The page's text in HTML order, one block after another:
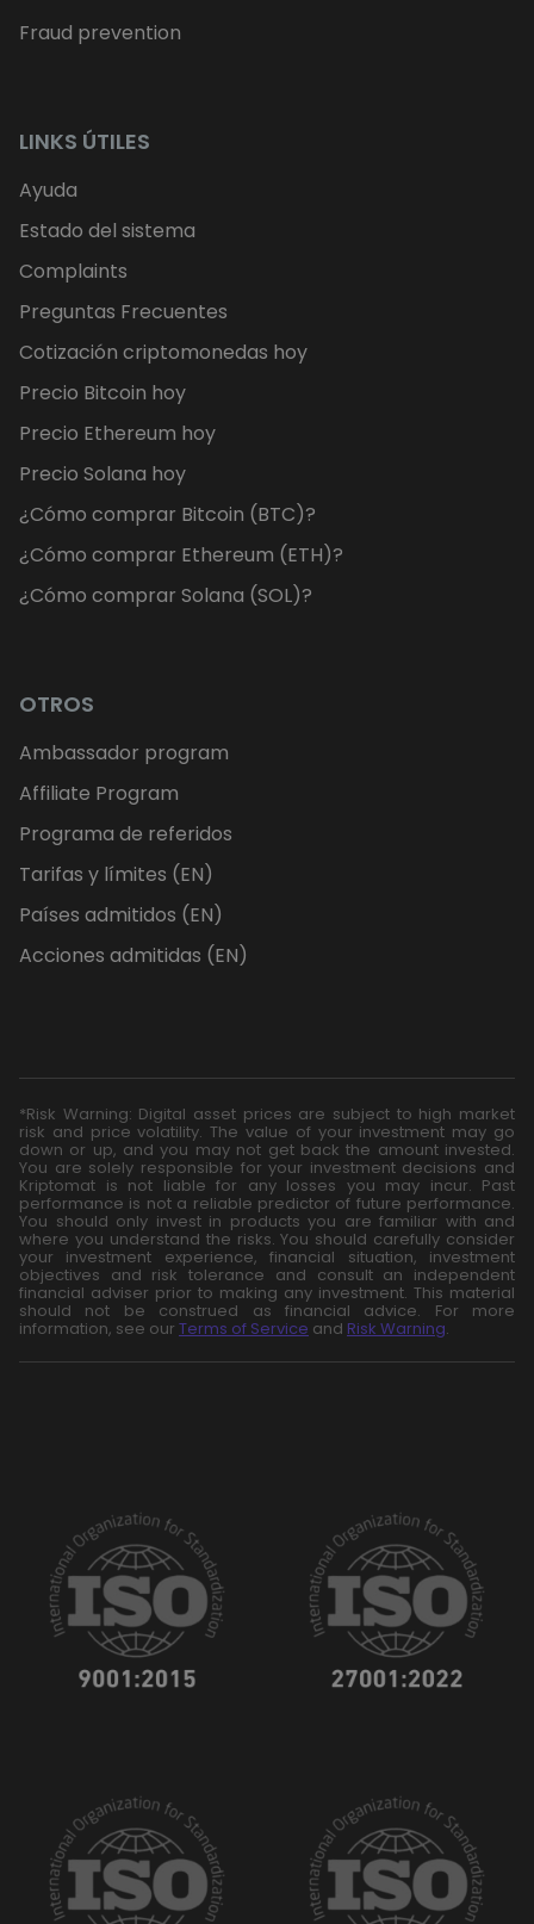
Fraud prevention
LINKS ÚTILES
Ayuda
Estado del sistema
Complaints
Preguntas Frecuentes
Cotización criptomonedas hoy
Precio Bitcoin hoy
Precio Ethereum hoy
Precio Solana hoy
¿Cómo comprar Bitcoin (BTC)?
¿Cómo comprar Ethereum (ETH)?
¿Cómo comprar Solana (SOL)?
OTROS
Ambassador program
Affiliate Program
Programa de referidos
Tarifas y límites (EN)
Países admitidos (EN)
Acciones admitidas (EN)
*Risk Warning: Digital asset prices are subject to high market
risk and price volatility. The value of your investment may go
down or up, and you may not get back the amount invested.
You are solely responsible for your investment decisions and
Kriptomat is not liable for any losses you may incur. Past
performance is not a reliable predictor of future performance.
You should only invest in products you are familiar with and
where you understand the risks. You should carefully consider
your investment experience, financial situation, investment
objectives and risk tolerance and consult an independent
financial adviser prior to making any investment. This material
should not be construed as financial advice. For more
information, see our Terms of Service and Risk Warning.